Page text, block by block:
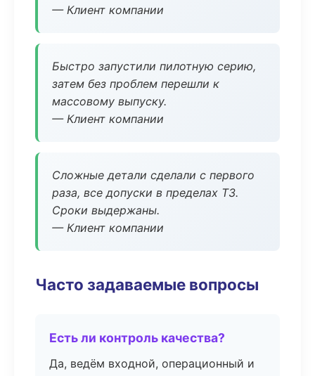
— Клиент компании
Быстро запустили пилотную серию,
затем без проблем перешли к
массовому выпуску.
— Клиент компании
Сложные детали сделали с первого
раза, все допуски в пределах ТЗ.
Сроки выдержаны.
— Клиент компании
Часто задаваемые вопросы
Есть ли контроль качества?
Да, ведём входной, операционный и